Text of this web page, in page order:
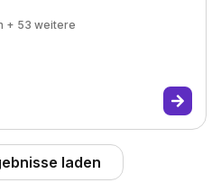
+ 53 weitere
laden